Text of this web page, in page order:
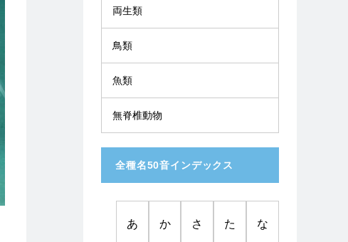
両生類
鳥類
魚類
無脊椎動物
全種名50音インデックス
あ か さ た な